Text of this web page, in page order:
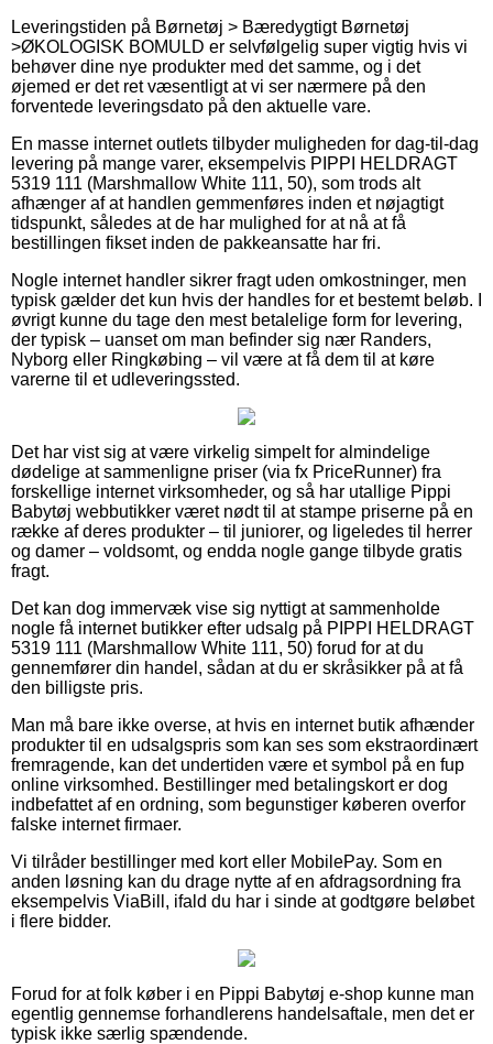
Leveringstiden på Børnetøj > Bæredygtigt Børnetøj
>ØKOLOGISK BOMULD er selvfølgelig super vigtig hvis vi
behøver dine nye produkter med det samme, og i det
øjemed er det ret væsentligt at vi ser nærmere på den
forventede leveringsdato på den aktuelle vare.
En masse internet outlets tilbyder muligheden for dag-til-dag
levering på mange varer, eksempelvis PIPPI HELDRAGT
5319 111 (Marshmallow White 111, 50), som trods alt
afhænger af at handlen gemmenføres inden et nøjagtigt
tidspunkt, således at de har mulighed for at nå at få
bestillingen fikset inden de pakkeansatte har fri.
Nogle internet handler sikrer fragt uden omkostninger, men
typisk gælder det kun hvis der handles for et bestemt beløb. I
øvrigt kunne du tage den mest betalelige form for levering,
der typisk – uanset om man befinder sig nær Randers,
Nyborg eller Ringkøbing – vil være at få dem til at køre
varerne til et udleveringssted.
Det har vist sig at være virkelig simpelt for almindelige
dødelige at sammenligne priser (via fx PriceRunner) fra
forskellige internet virksomheder, og så har utallige Pippi
Babytøj webbutikker været nødt til at stampe priserne på en
række af deres produkter – til juniorer, og ligeledes til herrer
og damer – voldsomt, og endda nogle gange tilbyde gratis
fragt.
Det kan dog immervæk vise sig nyttigt at sammenholde
nogle få internet butikker efter udsalg på PIPPI HELDRAGT
5319 111 (Marshmallow White 111, 50) forud for at du
gennemfører din handel, sådan at du er skråsikker på at få
den billigste pris.
Man må bare ikke overse, at hvis en internet butik afhænder
produkter til en udsalgspris som kan ses som ekstraordinært
fremragende, kan det undertiden være et symbol på en fup
online virksomhed. Bestillinger med betalingskort er dog
indbefattet af en ordning, som begunstiger køberen overfor
falske internet firmaer.
Vi tilråder bestillinger med kort eller MobilePay. Som en
anden løsning kan du drage nytte af en afdragsordning fra
eksempelvis ViaBill, ifald du har i sinde at godtgøre beløbet
i flere bidder.
Forud for at folk køber i en Pippi Babytøj e-shop kunne man
egentlig gennemse forhandlerens handelsaftale, men det er
typisk ikke særlig spændende.